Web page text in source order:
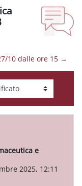
10 dalle ore 15 →
e
2025, 12:11